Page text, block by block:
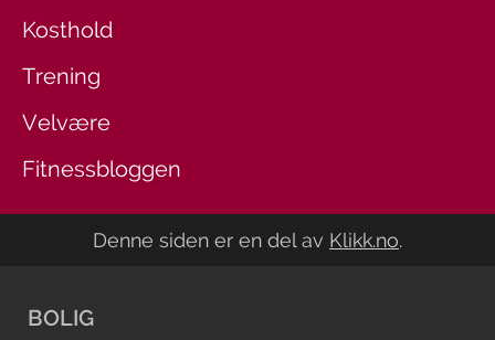
Kosthold
Trening
Velvære
Fitnessbloggen
Denne siden er en del av Klikk.no.
BOLIG